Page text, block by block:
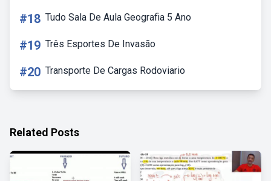
#18 Tudo Sala De Aula Geografia 5 Ano
#19 Três Esportes De Invasão
#20 Transporte De Cargas Rodoviario
Related Posts